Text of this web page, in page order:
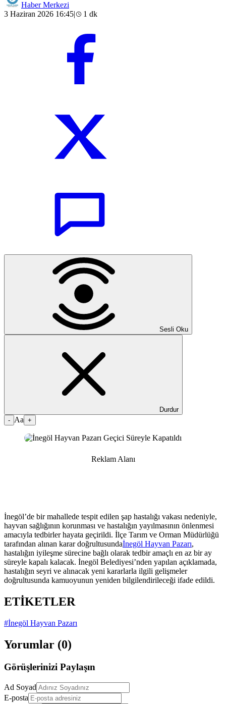
Haber Merkezi
3 Haziran 2026 16:45| 1 dk
Sesli Oku
Durdur
- Aa +
Reklam Alanı
İnegöl’de bir mahallede tespit edilen şap hastalığı vakası nedeniyle,
hayvan sağlığının korunması ve hastalığın yayılmasının önlenmesi
amacıyla tedbirler hayata geçirildi. İlçe Tarım ve Orman Müdürlüğü
tarafından alınan karar doğrultusundaİnegöl Hayvan Pazarı,
hastalığın iyileşme sürecine bağlı olarak tedbir amaçlı en az bir ay
süreyle kapalı kalacak. İnegöl Belediyesi’nden yapılan açıklamada,
hastalığın seyri ve alınacak yeni kararlarla ilgili gelişmeler
doğrultusunda kamuoyunun yeniden bilgilendirileceği ifade edildi.
ETİKETLER
#İnegöl Hayvan Pazarı
Yorumlar (0)
Görüşlerinizi Paylaşın
Ad Soyad
E-posta